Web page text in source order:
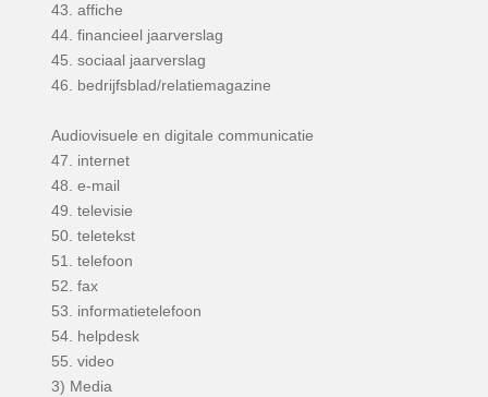
43. affiche
44. financieel jaarverslag
45. sociaal jaarverslag
46. bedrijfsblad/relatiemagazine
Audiovisuele en digitale communicatie
47. internet
48. e-mail
49. televisie
50. teletekst
51. telefoon
52. fax
53. informatietelefoon
54. helpdesk
55. video
3) Media